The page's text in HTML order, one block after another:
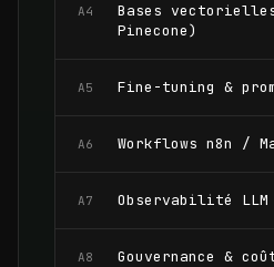
A4
Bases
Pinecone)
A5 Fine-tuning &
A6 Workflows n8n /
A7 Observabilité
A8 Gouvernance &